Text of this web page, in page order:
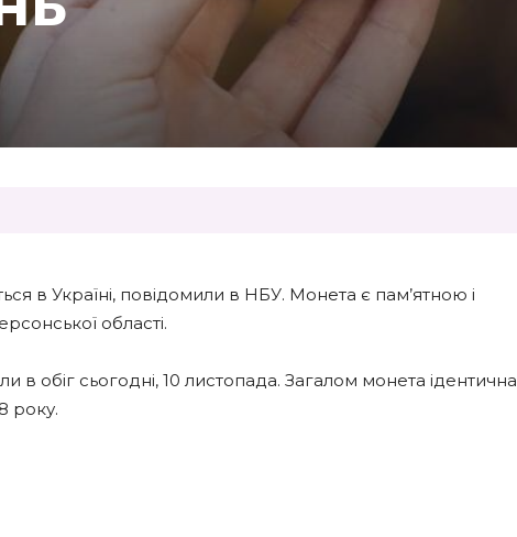
в Україні, повідомили в НБУ. Монета є пам’ятною і
області.
в обіг сьогодні, 10 листопада. Загалом монета ідентична
року.